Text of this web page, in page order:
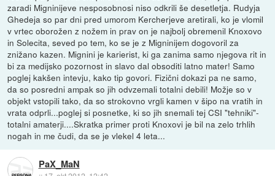
zaradi Migninijeve nesposobnosi niso odkrili še desetletja. Rudyja
Ghedeja so par dni pred umorom Kercherjeve aretirali, ko je vlomil
v vrtec oborožen z nožem in prav on je najbolj obremenil Knoxovo
in Solecita, seved po tem, ko se je z Migninijem dogovoril za
znižano kazen. Mignini je karierist, ki ga zanima samo njegova rit in
bi za medijsko pozornost in slavo dal obsoditi latno mater! Samo
poglej kakšen intevju, kako tip govori. Fizični dokazi pa ne samo,
da so posredni ampak so jih odvzemali totalni debili! Možje so v
objekt vstopili tako, da so strokovno vrgli kamen v šipo na vratih in
vrata odprli...poglej si posnetke, ki so jih snemali tej CSI "tehniki"-
totalni amaterji....Skratka primer proti Knoxovi je bil na zelo trhlih
nogah in me čudi, da se je vlekel 4 leta...
PaX_MaN